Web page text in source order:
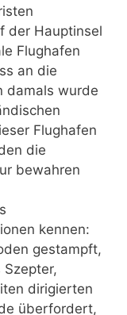
der Hauptinsel
Flughafen
an die
damals wurde
Flughafen
die
bewahren
kennen:
gestampft,
dirigierten
überfordert,